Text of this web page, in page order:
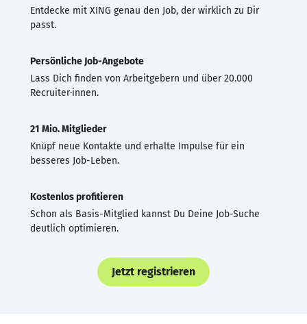
Entdecke mit XING genau den Job, der wirklich zu Dir
passt.
Persönliche Job-Angebote
Lass Dich finden von Arbeitgebern und über 20.000
Recruiter·innen.
21 Mio. Mitglieder
Knüpf neue Kontakte und erhalte Impulse für ein
besseres Job-Leben.
Kostenlos profitieren
Schon als Basis-Mitglied kannst Du Deine Job-Suche
deutlich optimieren.
Jetzt registrieren